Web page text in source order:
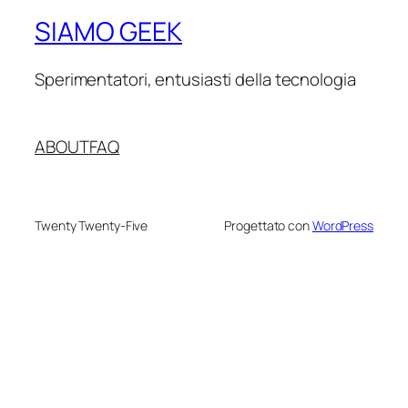
SIAMO GEEK
Sperimentatori, entusiasti della tecnologia
ABOUTFAQ
Twenty Twenty-Five Progettato conWordPress